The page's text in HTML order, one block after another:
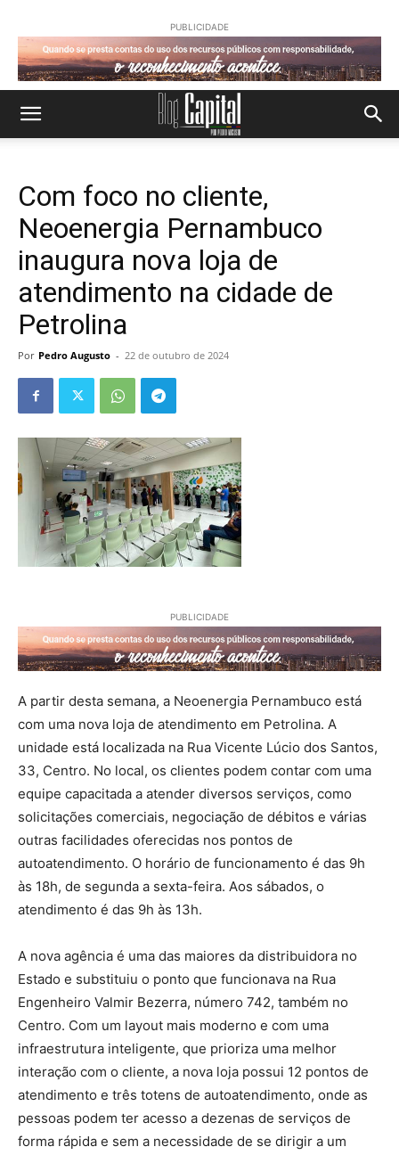
PUBLICIDADE
Com foco no cliente,
Neoenergia Pernambuco
inaugura nova loja de
atendimento na cidade de
Petrolina
Por Pedro Augusto - 22 de outubro de 2024
PUBLICIDADE
A partir desta semana, a Neoenergia Pernambuco está
com uma nova loja de atendimento em Petrolina. A
unidade está localizada na Rua Vicente Lúcio dos Santos,
33, Centro. No local, os clientes podem contar com uma
equipe capacitada a atender diversos serviços, como
solicitações comerciais, negociação de débitos e várias
outras facilidades oferecidas nos pontos de
autoatendimento. O horário de funcionamento é das 9h
às 18h, de segunda a sexta-feira. Aos sábados, o
atendimento é das 9h às 13h.
A nova agência é uma das maiores da distribuidora no
Estado e substituiu o ponto que funcionava na Rua
Engenheiro Valmir Bezerra, número 742, também no
Centro. Com um layout mais moderno e com uma
infraestrutura inteligente, que prioriza uma melhor
interação com o cliente, a nova loja possui 12 pontos de
atendimento e três totens de autoatendimento, onde as
pessoas podem ter acesso a dezenas de serviços de
forma rápida e sem a necessidade de se dirigir a um